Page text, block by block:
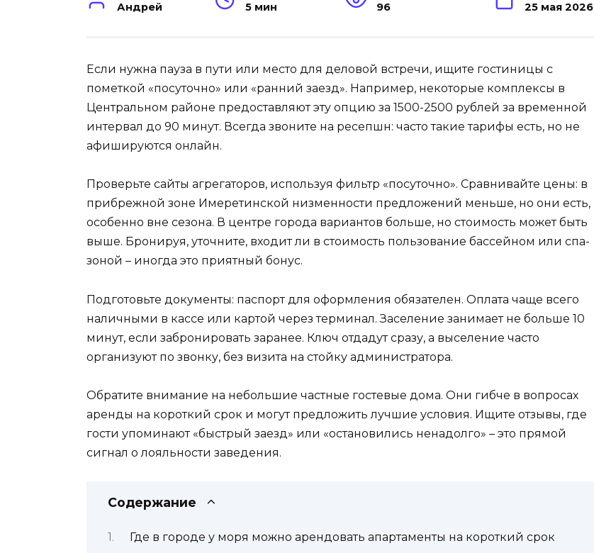
Андрей 5 мин 96 25 мая 2026
Если нужна пауза в пути или место для деловой встречи, ищите гостиницы с
пометкой «посуточно» или «ранний заезд». Например, некоторые комплексы в
Центральном районе предоставляют эту опцию за 1500-2500 рублей за временной
интервал до 90 минут. Всегда звоните на ресепшн: часто такие тарифы есть, но не
афишируются онлайн.
Проверьте сайты агрегаторов, используя фильтр «посуточно». Сравнивайте цены: в
прибрежной зоне Имеретинской низменности предложений меньше, но они есть,
особенно вне сезона. В центре города вариантов больше, но стоимость может быть
выше. Бронируя, уточните, входит ли в стоимость пользование бассейном или спа-
зоной – иногда это приятный бонус.
Подготовьте документы: паспорт для оформления обязателен. Оплата чаще всего
наличными в кассе или картой через терминал. Заселение занимает не больше 10
минут, если забронировать заранее. Ключ отдадут сразу, а выселение часто
организуют по звонку, без визита на стойку администратора.
Обратите внимание на небольшие частные гостевые дома. Они гибче в вопросах
аренды на короткий срок и могут предложить лучшие условия. Ищите отзывы, где
гости упоминают «быстрый заезд» или «остановились ненадолго» – это прямой
сигнал о лояльности заведения.
Содержание
Где в городе у моря можно арендовать апартаменты на короткий срок